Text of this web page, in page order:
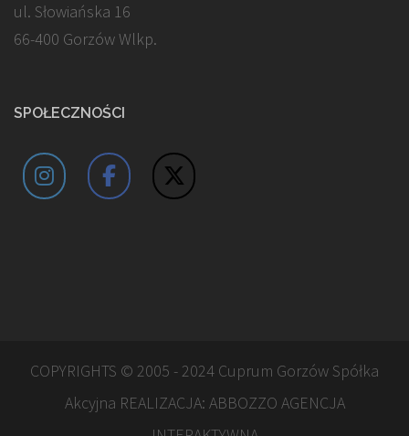
ul. Słowiańska 16
66-400 Gorzów Wlkp.
SPOŁECZNOŚCI
COPYRIGHTS © 2005 - 2024 Cuprum Gorzów Spółka
Akcyjna REALIZACJA: ABBOZZO AGENCJA